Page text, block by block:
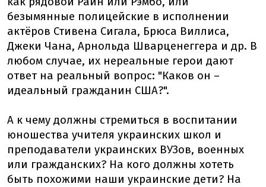
безымянные полицейские в исполнении
актёров Стивена Сигала, Брюса Виллиса,
Джеки Чана, Арнольда Шварценеггера и др. В
любом случае, их нереальные герои дают
ответ на реальный вопрос: "Каков он –
идеальный гражданин США?".
А к чему должны стремиться в воспитании
юношества учителя украинских школ и
преподаватели украинских ВУЗов, военных
или гражданских? На кого должны хотеть
быть похожими наши украинские дети? На